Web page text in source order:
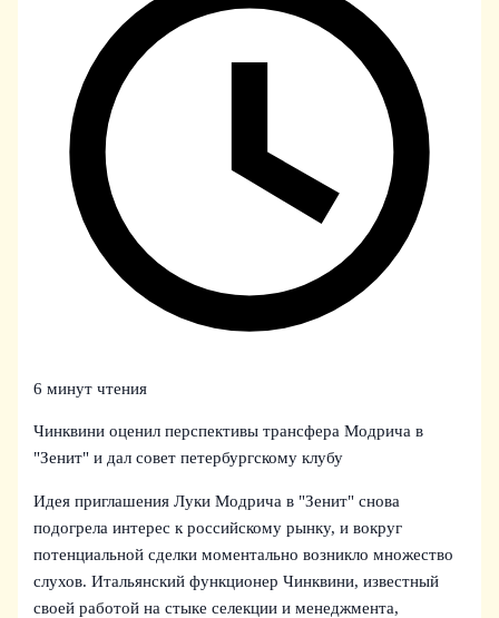
6 минут чтения
Чинквини оценил перспективы трансфера Модрича в
"Зенит" и дал совет петербургскому клубу
Идея приглашения Луки Модрича в "Зенит" снова
подогрела интерес к российскому рынку, и вокруг
потенциальной сделки моментально возникло множество
слухов. Итальянский функционер Чинквини, известный
своей работой на стыке селекции и менеджмента,